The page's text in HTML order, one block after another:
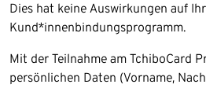
Dies hat keine Auswirkungen auf
Kund*innenbindungsprogramm.
Mit der Teilnahme am TchiboCard
persönlichen Daten (Vorname,